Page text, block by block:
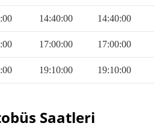
14:40:00 14:40:00
17:00:00 17:00:00
19:10:00 19:10:00
Saatleri